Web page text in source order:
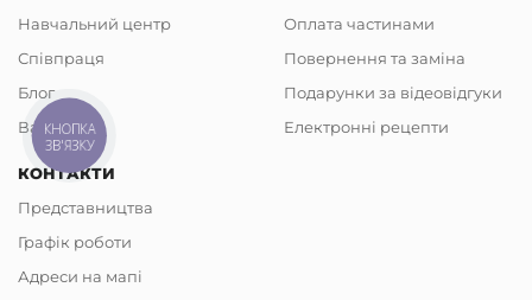
Навчальний центр
Співпраця
Блог
Вакансії
Оплата частинами
Повернення та заміна
Подарунки за відеовідгуки
Електронні рецепти
КОНТАКТИ
Представництва
Графік роботи
Адреси на мапі
КНОПКА
ЗВ'ЯЗКУ